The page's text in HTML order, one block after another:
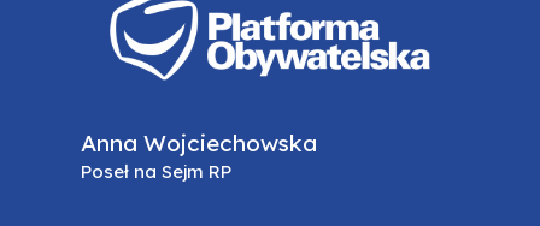
Anna Wojciechowska
Poseł na Sejm RP